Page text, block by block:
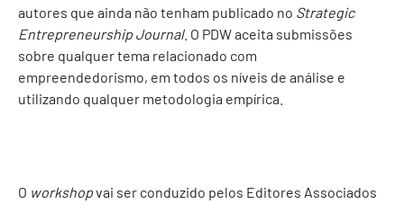
autores que ainda não tenham publicado no Strategic
Entrepreneurship Journal. O PDW aceita submissões
sobre qualquer tema relacionado com
empreendedorismo, em todos os níveis de análise e
utilizando qualquer metodologia empírica.
O workshopvai ser conduzido pelos Editores Associados